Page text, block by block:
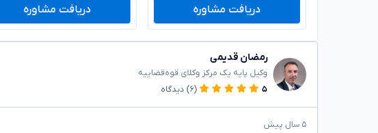
دریافت مشاوره دریافت مشاوره
رمضان قدیمی
وکیل پایه یک مرکز وکلای قوه‌قضاییه
۵
(۶) دیدگاه
۵ سال پیش